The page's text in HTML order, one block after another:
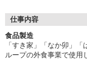
接客なしのモクモク作
◎空調完備で快適な職
髪色自由・交通費全額
仕事内容
食品製造
「すき家」「なか卯」
ループの外食事業で使用